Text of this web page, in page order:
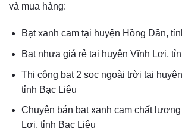
và mua hàng:
Bạt xanh cam tại huyện Hồng Dân,
Bạt nhựa giá rẻ tại huyện Vĩnh Lợi,
Thi công bạt 2 sọc ngoài trời tại
tỉnh Bạc Liêu
Chuyên bán bạt xanh cam chất
Lợi, tỉnh Bạc Liêu